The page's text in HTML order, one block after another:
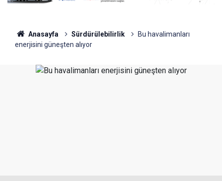
Anasayfa Sürdürülebilirlik
Bu havalimanları
enerjisini güneşten alıyor